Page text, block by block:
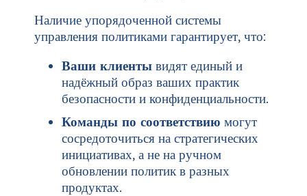
Наличие упорядоченной системы
управления политиками гарантирует, что:
Ваши клиенты видят единый и
надёжный образ ваших практик
безопасности и конфиденциальности.
Команды по соответствию могут
сосредоточиться на стратегических
инициативах, а не на ручном
обновлении политик в разных
продуктах.